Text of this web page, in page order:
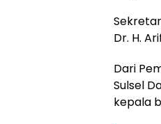
Dr. H.
Dari
Sulsel
kepala